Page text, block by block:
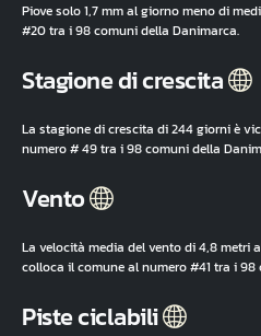
Piove solo 1,7 mm al giorno meno di
#20 tra i 98 comuni della Danimarca.
Stagione di crescita
La stagione di crescita di 244 giorni è
numero # 49 tra i 98 comuni della
Vento
La velocità media del vento di 4,8 metri
colloca il comune al numero #41 tra i
Piste ciclabili